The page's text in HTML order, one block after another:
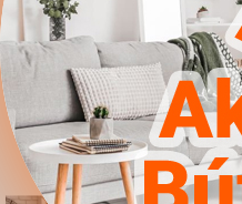
4.567Ft
Ugrás a
boltba
Részletek
Butor1.hu